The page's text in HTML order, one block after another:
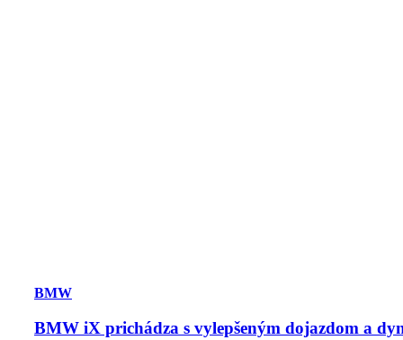
BMW
BMW iX prichádza s vylepšeným dojazdom a